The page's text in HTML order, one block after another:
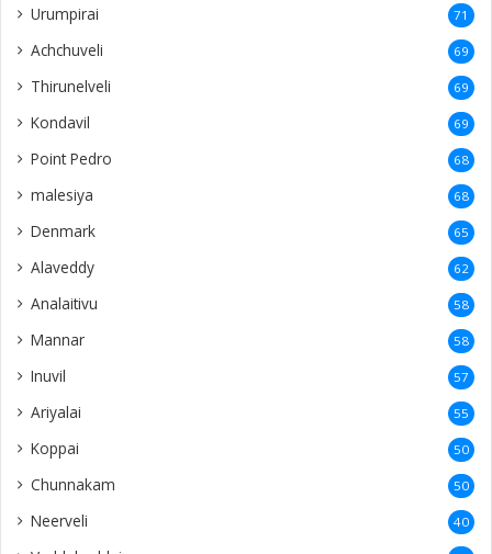
Urumpirai 71
Achchuveli 69
Thirunelveli 69
Kondavil 69
Point Pedro 68
malesiya 68
Denmark 65
Alaveddy 62
Analaitivu 58
Mannar 58
Inuvil 57
Ariyalai 55
Koppai 50
Chunnakam 50
Neerveli 40